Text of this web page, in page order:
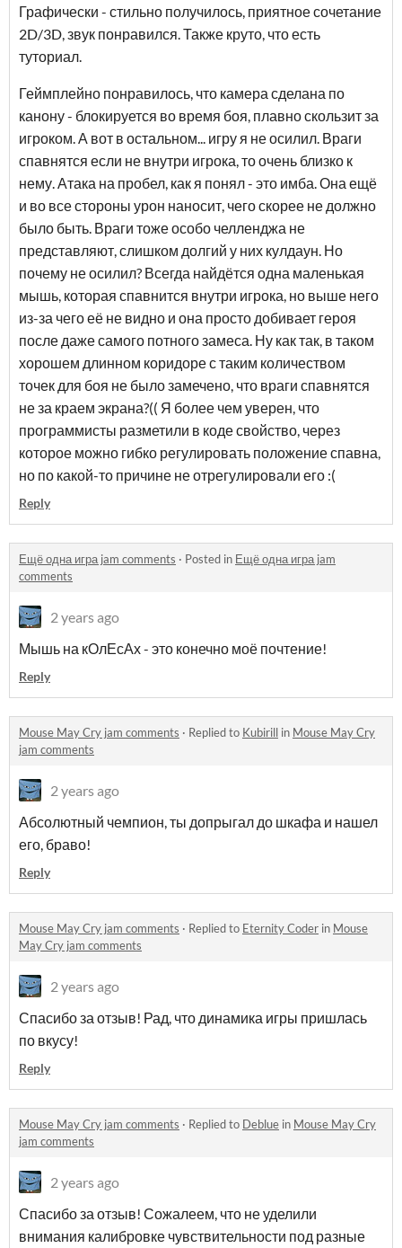
Графически - стильно получилось, приятное сочетание
2D/3D, звук понравился. Также круто, что есть
туториал.
Геймплейно понравилось, что камера сделана по
канону - блокируется во время боя, плавно скользит за
игроком. А вот в остальном... игру я не осилил. Враги
спавнятся если не внутри игрока, то очень близко к
нему. Атака на пробел, как я понял - это имба. Она ещё
и во все стороны урон наносит, чего скорее не должно
было быть. Враги тоже особо челленджа не
представляют, слишком долгий у них кулдаун. Но
почему не осилил? Всегда найдётся одна маленькая
мышь, которая спавнится внутри игрока, но выше него
из-за чего её не видно и она просто добивает героя
после даже самого потного замеса. Ну как так, в таком
хорошем длинном коридоре с таким количеством
точек для боя не было замечено, что враги спавнятся
не за краем экрана?(( Я более чем уверен, что
программисты разметили в коде свойство, через
которое можно гибко регулировать положение спавна,
но по какой-то причине не отрегулировали его :(
Reply
Ещё одна игра jam comments · Posted in Ещё одна игра jam
comments
2 years ago
Мышь на кОлЕсАх - это конечно моё почтение!
Reply
Mouse May Cry jam comments · Replied to Kubirill in Mouse May Cry
jam comments
2 years ago
Абсолютный чемпион, ты допрыгал до шкафа и нашел
его, браво!
Reply
Mouse May Cry jam comments · Replied to Eternity Coder in Mouse
May Cry jam comments
2 years ago
Спасибо за отзыв! Рад, что динамика игры пришлась
по вкусу!
Reply
Mouse May Cry jam comments · Replied to Deblue in Mouse May Cry
jam comments
2 years ago
Спасибо за отзыв! Сожалеем, что не уделили
внимания калибровке чувствительности под разные